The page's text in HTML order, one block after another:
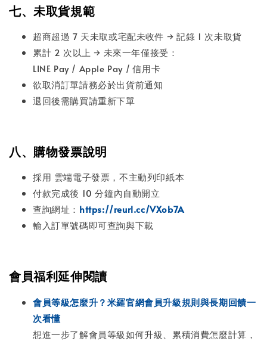
七、未取貨規範
超商超過 7 天未取或宅配未收件 → 記錄 1 次未取貨
累計 2 次以上 → 未來一年僅接受：
LINE Pay / Apple Pay / 信用卡
欲取消訂單請務必於出貨前通知
退回後需購買請重新下單
八、購物發票說明
採用 雲端電子發票，不主動列印紙本
付款完成後 10 分鐘內自動開立
查詢網址： https://reurl.cc/VXob7A
輸入訂單號碼即可查詢與下載
會員福利延伸閱讀
會員等級怎麼升？米羅官網會員升級規則與長期回饋一
次看懂
想進一步了解會員等級如何升級、累積消費怎麼計算，